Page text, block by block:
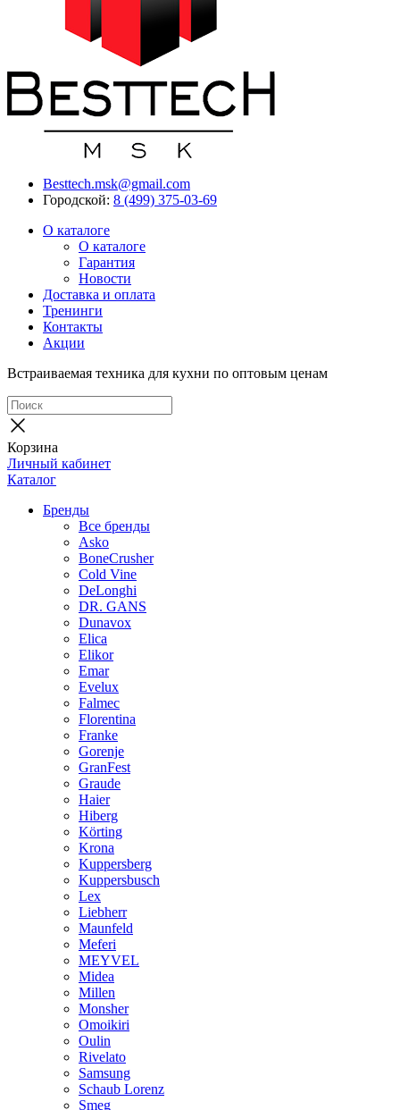
Besttech.msk@gmail.com
Городской: 8 (499) 375-03-69
О каталоге
О каталоге
Гарантия
Новости
Доставка и оплата
Тренинги
Контакты
Акции
Встраиваемая техника для кухни по оптовым ценам
Корзина
Личный кабинет
Каталог
Бренды
Все бренды
Asko
BoneCrusher
Cold Vine
DeLonghi
DR. GANS
Dunavox
Elica
Elikor
Emar
Evelux
Falmec
Florentina
Franke
Gorenje
GranFest
Graude
Haier
Hiberg
Körting
Krona
Kuppersberg
Kuppersbusch
Lex
Liebherr
Maunfeld
Meferi
MEYVEL
Midea
Millen
Monsher
Omoikiri
Oulin
Rivelato
Samsung
Schaub Lorenz
Smeg